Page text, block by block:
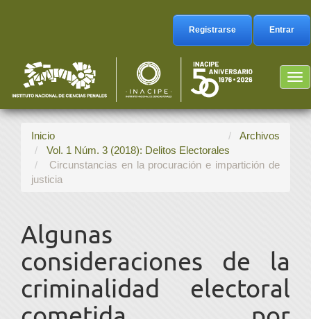
Barra
lateral
Registrarse Entrar
Inicio
Archivos
Vol. 1 Núm. 3 (2018): Delitos Electorales
Circunstancias en la procuración e impartición de
justicia
Algunas
consideraciones de la
criminalidad electoral